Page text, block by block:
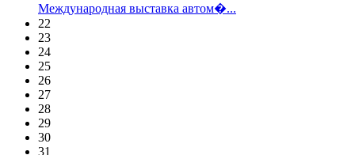
Международная выставка автом�...
22
23
24
25
26
27
28
29
30
31